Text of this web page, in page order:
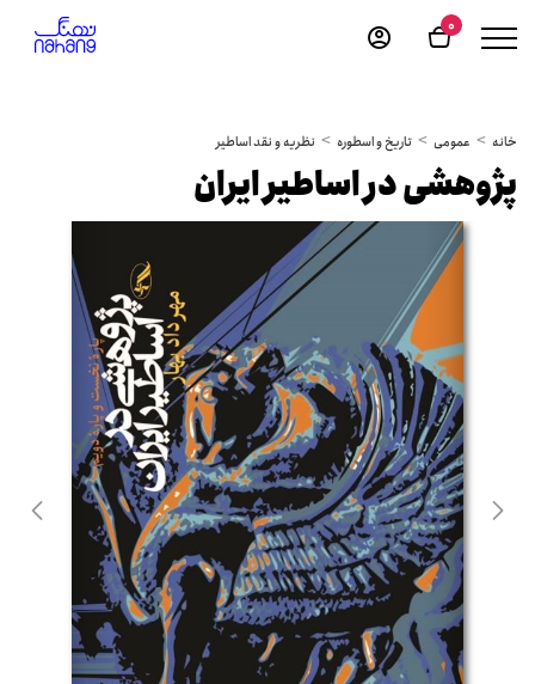
0
خانه عمومی تاریخ و اسطوره نظریه و نقد اساطیر
پژوهشی در اساطیر ایران